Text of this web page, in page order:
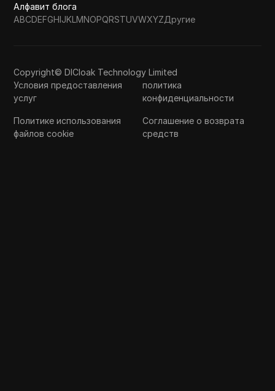
Алфавит блога
ABCDEFGHIJKLMNOPQRSTUVWXYZДругие
Copyright© DICloak Technology Limited
Условия предоставления
услуг
политика
конфиденциальности
Политике использования
файлов cookie
Соглашение о возврата
средств